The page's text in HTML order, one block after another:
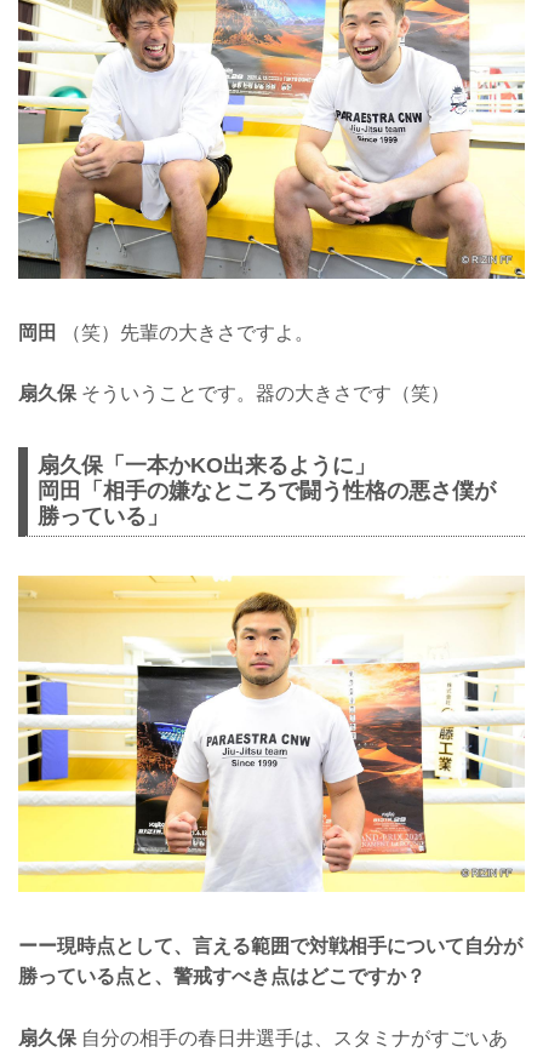
岡田 （笑）先輩の大きさですよ。
扇久保 そういうことです。器の大きさです（笑）
扇久保「一本かKO出来るように」
岡田「相手の嫌なところで闘う性格の悪さ僕が
勝っている」
ーー現時点として、言える範囲で対戦相手について自分が
勝っている点と、警戒すべき点はどこですか？
扇久保 自分の相手の春日井選手は、スタミナがすごいあ